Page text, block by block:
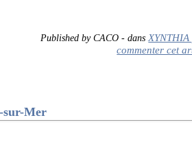
Published by CACO - dansXYNTHIA
commenter cet
sur-Mer